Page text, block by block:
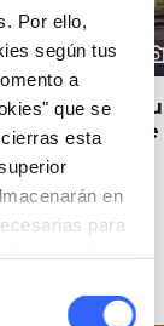
Por ello,
según tus
a
que se
esta
en
para
de